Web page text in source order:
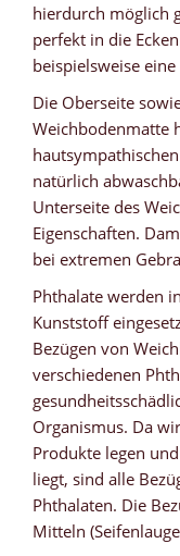
hierdurch möglich
perfekt in die
beispielsweise
Die Oberseite
Weichbodenmatte
natürlich
Unterseite des
Eigenschaften.
bei extremen
Phthalate werden
Kunststoff
Bezügen von
verschiedenen
Organismus. Da
Produkte legen
liegt, sind alle
Phthalaten. Die
Mitteln